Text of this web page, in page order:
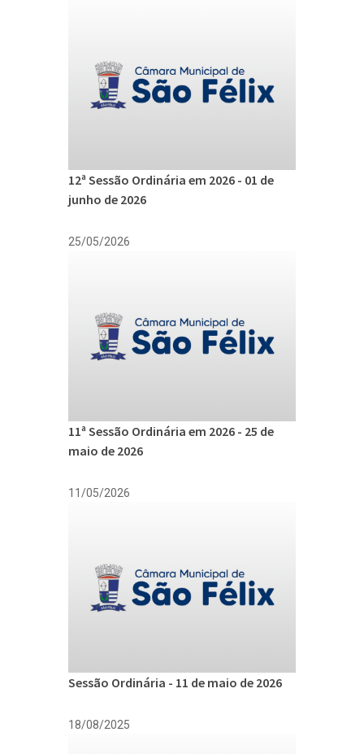
12ª Sessão Ordinária em 2026 - 01 de
junho de 2026
25/05/2026
11ª Sessão Ordinária em 2026 - 25 de
maio de 2026
11/05/2026
Sessão Ordinária - 11 de maio de 2026
18/08/2025